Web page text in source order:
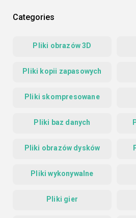
Categories
Pliki obrazów 3D
Pliki kopii zapasowych
Pliki skompresowane
Pliki baz danych
Pliki obrazów dysków
Pliki wykonywalne
Pliki gier